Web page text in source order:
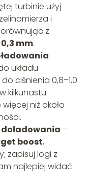
turbinie użyj
i
z
mm.
układu
ciśnienia 0,8–1,0
kilkunastu
niż około
doładowania –
boost,
zapisuj logi z
najlepiej widać